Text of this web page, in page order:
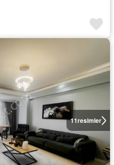
11resimler